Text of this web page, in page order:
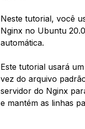
Neste tutorial, você
Nginx no Ubuntu
automática.
Este tutorial usará
vez do arquivo
servidor do Nginx
e mantém as linhas